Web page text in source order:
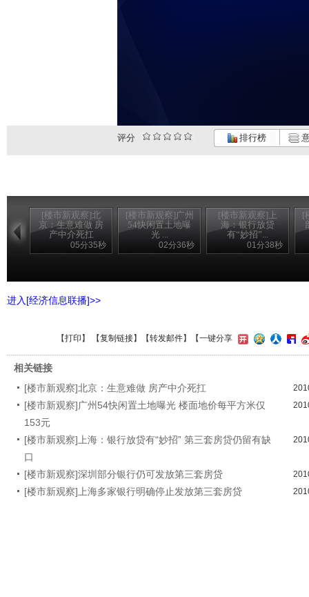
评分 排行榜
[楼市新观察]北
京：生意难做 房
产中介死扛
05分35秒
[楼市新观察]广州
54快闲置土地曝
光 ...
02分36秒
[楼市新观察]上
海：银行放贷
有“妙招”...
01分38秒
[
进入[经济信息联播]>>
【打印 】 【复制链接】【转发邮件】 【一键分享
相关链接
[楼市新观察]北京：生意难做 房产中介死扛
[楼市新观察]广州54快闲置土地曝光 楼面地价每平方米仅
153元
[楼市新观察]上海：银行放贷有“妙招” 第三套房贷仍留有缺
口
[楼市新观察]深圳部分银行仍可发放第三套房贷
[楼市新观察]上海多家银行明确停止发放第三套房贷